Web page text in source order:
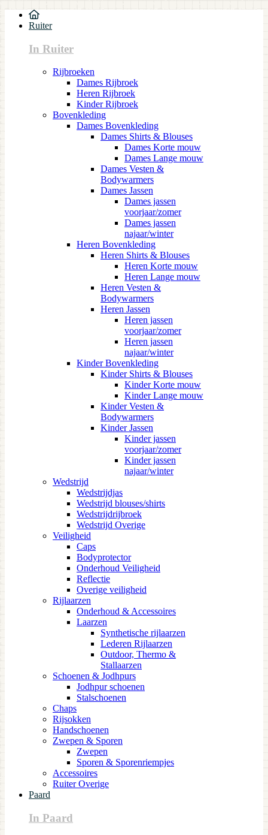
Ruiter
In Ruiter
Rijbroeken
Dames Rijbroek
Heren Rijbroek
Kinder Rijbroek
Bovenkleding
Dames Bovenkleding
Dames Shirts & Blouses
Dames Korte mouw
Dames Lange mouw
Dames Vesten &
Bodywarmers
Dames Jassen
Dames jassen
voorjaar/zomer
Dames jassen
najaar/winter
Heren Bovenkleding
Heren Shirts & Blouses
Heren Korte mouw
Heren Lange mouw
Heren Vesten &
Bodywarmers
Heren Jassen
Heren jassen
voorjaar/zomer
Heren jassen
najaar/winter
Kinder Bovenkleding
Kinder Shirts & Blouses
Kinder Korte mouw
Kinder Lange mouw
Kinder Vesten &
Bodywarmers
Kinder Jassen
Kinder jassen
voorjaar/zomer
Kinder jassen
najaar/winter
Wedstrijd
Wedstrijdjas
Wedstrijd blouses/shirts
Wedstrijdrijbroek
Wedstrijd Overige
Veiligheid
Caps
Bodyprotector
Onderhoud Veiligheid
Reflectie
Overige veiligheid
Rijlaarzen
Onderhoud & Accessoires
Laarzen
Synthetische rijlaarzen
Lederen Rijlaarzen
Outdoor, Thermo &
Stallaarzen
Schoenen & Jodhpurs
Jodhpur schoenen
Stalschoenen
Chaps
Rijsokken
Handschoenen
Zwepen & Sporen
Zwepen
Sporen & Sporenriempjes
Accessoires
Ruiter Overige
Paard
In Paard